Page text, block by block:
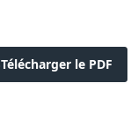
Télécharger le PDF